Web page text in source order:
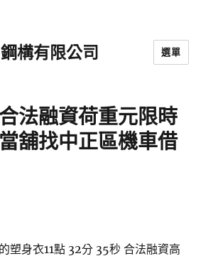
構有限公司 選單
法融資荷重元限時
舖找中正區機車借
塑身衣11點 32分 35秒合法融資高